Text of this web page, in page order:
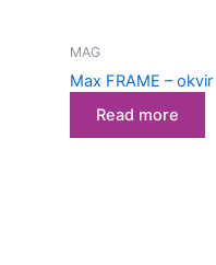
MAG
Max FRAME – okvir
Read more